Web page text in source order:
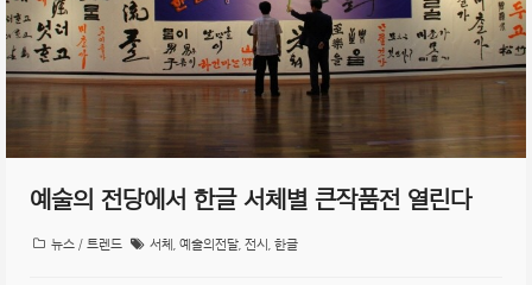
예술의 전당에서 한글 서체별 큰작품전 열린다
뉴스 / 트렌드 서체 예술의전달 전시 한글